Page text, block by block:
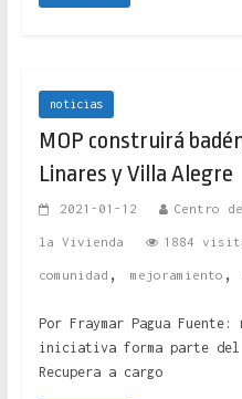
noticias
MOP construirá
Linares y Villa Alegre
2021-01-12 Centro
la Vivienda 1884
comunidad , mejoramiento ,
Por Fraymar Pagua
iniciativa forma parte del
Recupera a cargo